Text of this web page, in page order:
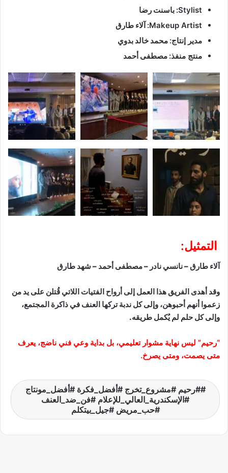
Stylist: باسنت رضا
Makeup Artist: آلاء طارق
مدير إنتاج: محمد خالد بدوي
منتج منفذ: مصطفى أحمد
التمثيل:
آلاء طارق – نانسي نادر – مصطفى أحمد – شهد طارق
وقد أهدى الفريق هذا العمل إلى أرواح الفتيات اللاتي قُتلن على يد من
زعموا أنهم أحبوهن، وإلى كل ندبة تركها العنف في ذاكرة المجتمع،
وإلى كل حلم لم يُكمل طريقه.
“رحيم” ليس نهاية مشوار تعليمي، بل بداية وعي فني ناضج، يعرف
متى يصمت، ومتى يصرخ.
#رحيم #مشروع_تخرج #أفضل_فكرة #أفضل_مونتاج
#الإسكندرية_العالي_للإعلام #فن_ضد_العنف
#حب_مريض #جيل_بيتكلم